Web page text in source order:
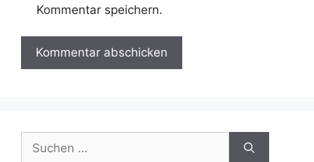
Kommentar speichern.
Suchen
nach: